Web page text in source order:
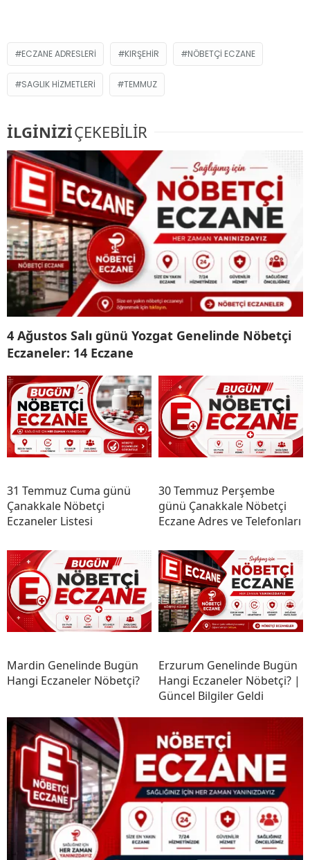
ECZANE ADRESLERI KIRŞEHIR NÖBETÇI ECZANE
SAGLIK HIZMETLERI TEMMUZ
İLGİNİZİÇEKEBİLİR
4 Ağustos Salı günü Yozgat Genelinde Nöbetçi
Eczaneler: 14 Eczane
31 Temmuz Cuma günü
Çanakkale Nöbetçi
Eczaneler Listesi
30 Temmuz Perşembe
günü Çanakkale Nöbetçi
Eczane Adres ve Telefonları
Mardin Genelinde Bugün
Hangi Eczaneler Nöbetçi?
Erzurum Genelinde Bugün
Hangi Eczaneler Nöbetçi? |
Güncel Bilgiler Geldi